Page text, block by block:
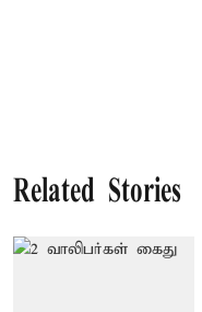
Related Stories